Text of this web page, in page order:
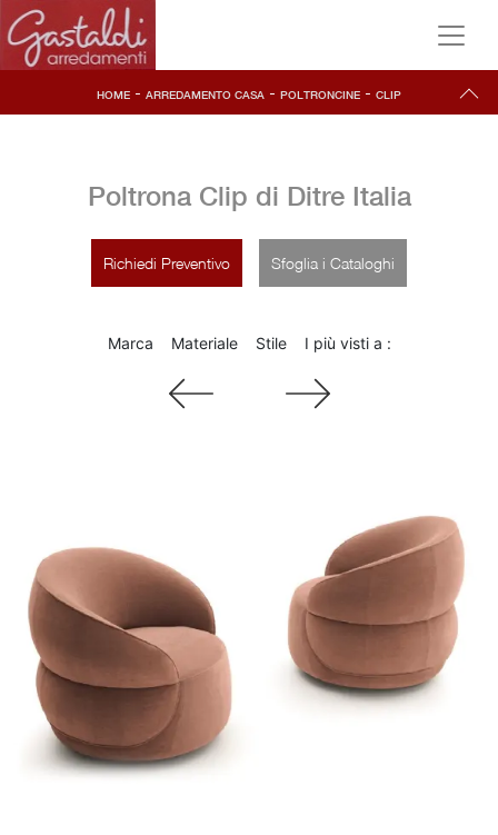
HOME - ARREDAMENTO CASA - POLTRONCINE - CLIP
Poltrona Clip di Ditre Italia
Richiedi Preventivo Sfoglia i Cataloghi
Marca Materiale Stile I più visti a :